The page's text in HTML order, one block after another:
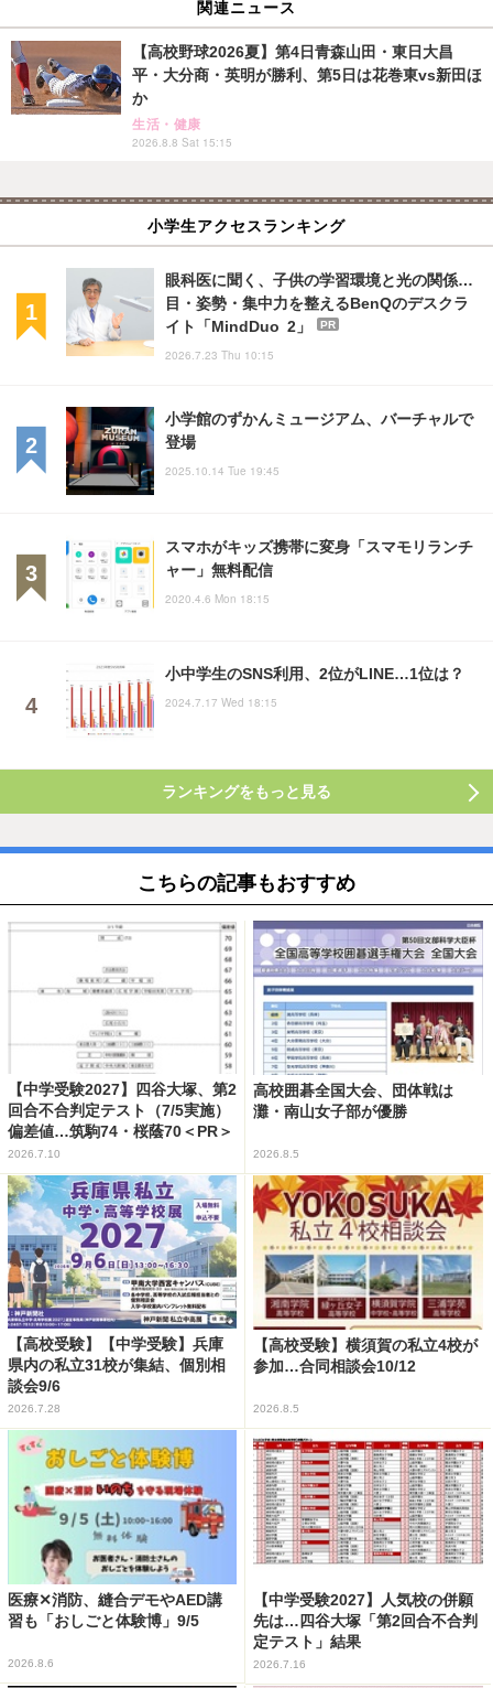
関連ニュース
【高校野球2026夏】第4日青森山田・東日大昌
平・大分商・英明が勝利、第5日は花巻東vs新田ほ
か
生活・健康
2026.8.8 Sat 15:15
小学生アクセスランキング
眼科医に聞く、子供の学習環境と光の関係…
目・姿勢・集中力を整えるBenQのデスクラ
イト「MindDuo 2」
PR
2026.7.23 Thu 10:15
小学館のずかんミュージアム、バーチャルで
登場
2025.10.14 Tue 19:45
スマホがキッズ携帯に変身「スマモリランチ
ャー」無料配信
2020.4.6 Mon 18:15
小中学生のSNS利用、2位がLINE…1位は？
2024.7.17 Wed 18:15
ランキングをもっと見る
こちらの記事もおすすめ
【中学受験2027】四谷大塚、第2
回合不合判定テスト（7/5実施）
偏差値…筑駒74・桜蔭70＜PR＞
2026.7.10
高校囲碁全国大会、団体戦は
灘・南山女子部が優勝
2026.8.5
【高校受験】【中学受験】兵庫
県内の私立31校が集結、個別相
談会9/6
2026.7.28
【高校受験】横須賀の私立4校が
参加…合同相談会10/12
2026.8.5
医療✕消防、縫合デモやAED講
習も「おしごと体験博」9/5
2026.8.6
【中学受験2027】人気校の併願
先は…四谷大塚「第2回合不合判
定テスト」結果
2026.7.16